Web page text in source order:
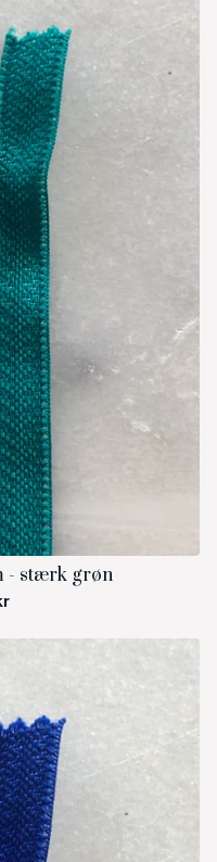
- stærk grøn